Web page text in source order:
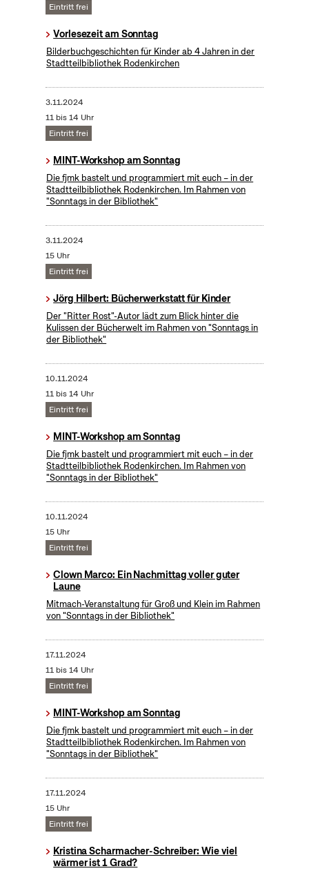
Eintritt frei
Vorlesezeit am Sonntag
Bilderbuchgeschichten für Kinder ab 4 Jahren in der
Stadtteilbibliothek Rodenkirchen
3.11.2024
11 bis 14 Uhr
Eintritt frei
MINT-Workshop am Sonntag
Die fjmk bastelt und programmiert mit euch – in der
Stadtteilbibliothek Rodenkirchen. Im Rahmen von
"Sonntags in der Bibliothek"
3.11.2024
15 Uhr
Eintritt frei
Jörg Hilbert: Bücherwerkstatt für Kinder
Der "Ritter Rost"-Autor lädt zum Blick hinter die
Kulissen der Bücherwelt im Rahmen von "Sonntags in
der Bibliothek"
10.11.2024
11 bis 14 Uhr
Eintritt frei
MINT-Workshop am Sonntag
Die fjmk bastelt und programmiert mit euch – in der
Stadtteilbibliothek Rodenkirchen. Im Rahmen von
"Sonntags in der Bibliothek"
10.11.2024
15 Uhr
Eintritt frei
Clown Marco: Ein Nachmittag voller guter
Laune
Mitmach-Veranstaltung für Groß und Klein im Rahmen
von "Sonntags in der Bibliothek"
17.11.2024
11 bis 14 Uhr
Eintritt frei
MINT-Workshop am Sonntag
Die fjmk bastelt und programmiert mit euch – in der
Stadtteilbibliothek Rodenkirchen. Im Rahmen von
"Sonntags in der Bibliothek"
17.11.2024
15 Uhr
Eintritt frei
Kristina Scharmacher-Schreiber: Wie viel
wärmer ist 1 Grad?